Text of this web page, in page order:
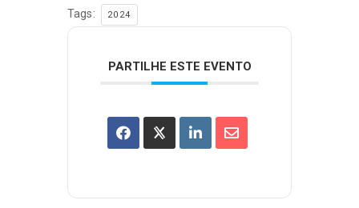
Tags: 2024
PARTILHE ESTE EVENTO